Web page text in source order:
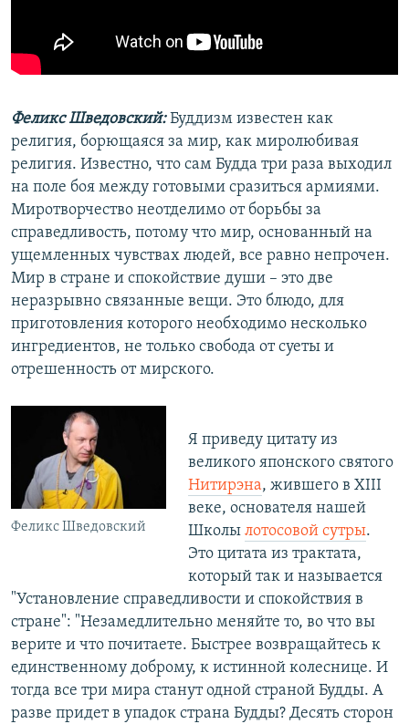
Феликс Шведовский:Буддизм известен как
религия, борющаяся за мир, как миролюбивая
религия. Известно, что сам Будда три раза выходил
на поле боя между готовыми сразиться армиями.
Миротворчество неотделимо от борьбы за
справедливость, потому что мир, основанный на
ущемленных чувствах людей, все равно непрочен.
Мир в стране и спокойствие души – это две
неразрывно связанные вещи. Это блюдо, для
приготовления которого необходимо несколько
ингредиентов, не только свобода от суеты и
отрешенность от мирского.
Феликс Шведовский
Я приведу цитату из
великого японского святого
Нитирэна, жившего в XIII
веке, основателя нашей
Школы лотосовой сутры.
Это цитата из трактата,
который так и называется
"Установление справедливости и спокойствия в
стране": "Незамедлительно меняйте то, во что вы
верите и что почитаете. Быстрее возвращайтесь к
единственному доброму, к истинной колеснице. И
тогда все три мира станут одной страной Будды. А
разве придет в упадок страна Будды? Десять сторон